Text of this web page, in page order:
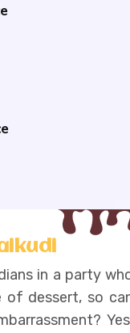
in a party who
dessert, so can
Yes,